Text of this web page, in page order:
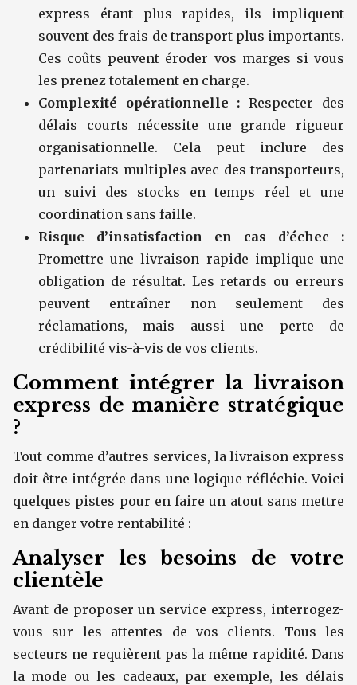
express étant plus rapides, ils impliquent
souvent des frais de transport plus importants.
Ces coûts peuvent éroder vos marges si vous
les prenez totalement en charge.
Complexité opérationnelle : Respecter des
délais courts nécessite une grande rigueur
organisationnelle. Cela peut inclure des
partenariats multiples avec des transporteurs,
un suivi des stocks en temps réel et une
coordination sans faille.
Risque d’insatisfaction en cas d’échec :
Promettre une livraison rapide implique une
obligation de résultat. Les retards ou erreurs
peuvent entraîner non seulement des
réclamations, mais aussi une perte de
crédibilité vis-à-vis de vos clients.
Comment intégrer la livraison
express de manière stratégique
?
Tout comme d’autres services, la livraison express
doit être intégrée dans une logique réfléchie. Voici
quelques pistes pour en faire un atout sans mettre
en danger votre rentabilité :
Analyser les besoins de votre
clientèle
Avant de proposer un service express, interrogez-
vous sur les attentes de vos clients. Tous les
secteurs ne requièrent pas la même rapidité. Dans
la mode ou les cadeaux, par exemple, les délais